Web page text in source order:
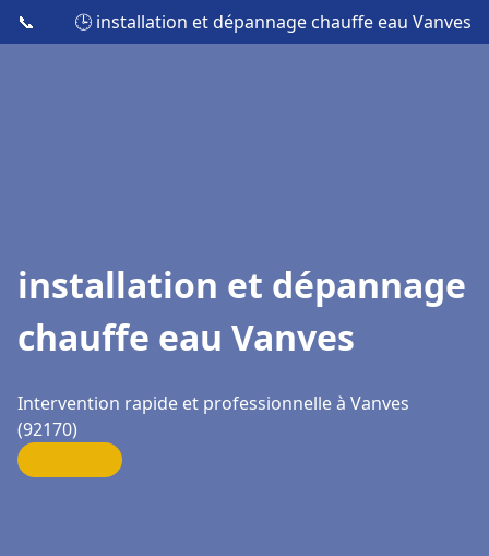
📞 🕒 installation et dépannage chauffe eau Vanves
installation et dépannage
chauffe eau Vanves
Intervention rapide et professionnelle à Vanves
(92170)